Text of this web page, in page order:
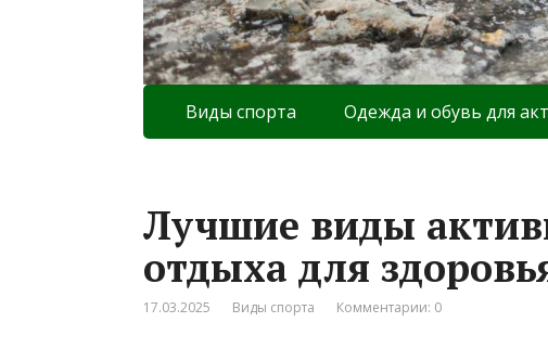
Виды спорта Одежда и обувь для
Лучшие виды
отдыха для
17.03.2025 Виды спорта Комментарии: 0